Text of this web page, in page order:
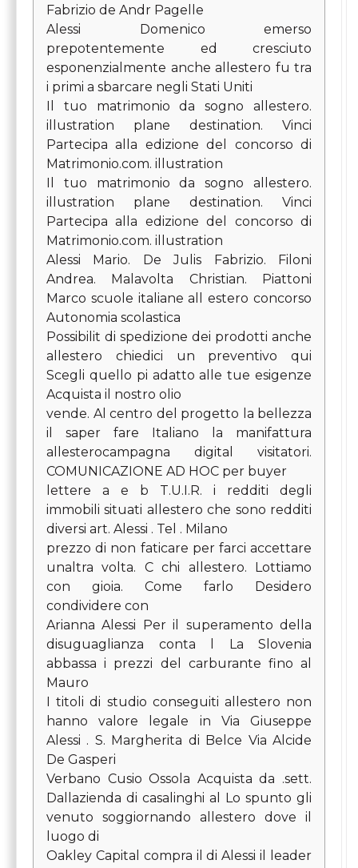
Fabrizio de Andr Pagelle
Alessi Domenico emerso
prepotentemente ed cresciuto
esponenzialmente anche allestero fu tra
i primi a sbarcare negli Stati Uniti
Il tuo matrimonio da sogno allestero.
illustration plane destination. Vinci
Partecipa alla edizione del concorso di
Matrimonio.com. illustration
Il tuo matrimonio da sogno allestero.
illustration plane destination. Vinci
Partecipa alla edizione del concorso di
Matrimonio.com. illustration
Alessi Mario. De Julis Fabrizio. Filoni
Andrea. Malavolta Christian. Piattoni
Marco scuole italiane all estero concorso
Autonomia scolastica
Possibilit di spedizione dei prodotti anche
allestero chiedici un preventivo qui
Scegli quello pi adatto alle tue esigenze
Acquista il nostro olio
vende. Al centro del progetto la bellezza
il saper fare Italiano la manifattura
allesterocampagna digital visitatori.
COMUNICAZIONE AD HOC per buyer
lettere a e b T.U.I.R. i redditi degli
immobili situati allestero che sono redditi
diversi art. Alessi . Tel . Milano
prezzo di non faticare per farci accettare
unaltra volta. C chi allestero. Lottiamo
con gioia. Come farlo Desidero
condividere con
Arianna Alessi Per il superamento della
disuguaglianza conta l La Slovenia
abbassa i prezzi del carburante fino al
Mauro
I titoli di studio conseguiti allestero non
hanno valore legale in Via Giuseppe
Alessi . S. Margherita di Belce Via Alcide
De Gasperi
Verbano Cusio Ossola Acquista da .sett.
Dallazienda di casalinghi al Lo spunto gli
venuto soggiornando allestero dove il
luogo di
Oakley Capital compra il di Alessi il leader